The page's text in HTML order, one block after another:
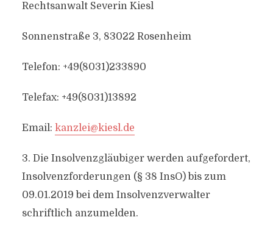
Rechtsanwalt Severin Kiesl
Sonnenstraße 3, 83022 Rosenheim
Telefon: +49(8031)233890
Telefax: +49(8031)13892
Email: kanzlei@kiesl.de
3. Die Insolvenzgläubiger werden aufgefordert,
Insolvenzforderungen (§ 38 InsO) bis zum
09.01.2019 bei dem Insolvenzverwalter
schriftlich anzumelden.